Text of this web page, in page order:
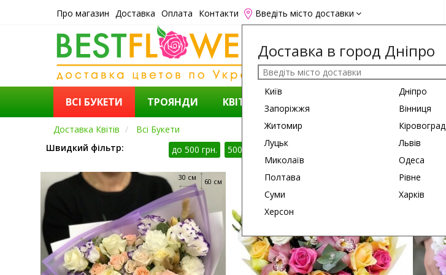
Про магазин Доставка Оплата Контакти Введіть місто доставки
Доставка в город Дніпро
Київ
Дніпро
Запоріжжя
Вінниця
Житомир
Кіровоград
Луцьк
Львів
Миколаїв
Одеса
Полтава
Рівне
Суми
Харків
Херсон
ВСІ БУКЕТИ ТРОЯНДИ КВІТИ
Доставка Квітів
Всі Букети
Швидкий фільтр:
до 500 грн. 500 - 1000 грн. від 2000 грн.
60 см
30 см 60 см